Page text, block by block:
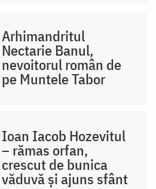
Arhimandritul
Nectarie Banul,
nevoitorul român de
pe Muntele Tabor
Ioan Iacob Hozevitul
– rămas orfan,
crescut de bunica
văduvă și ajuns sfânt